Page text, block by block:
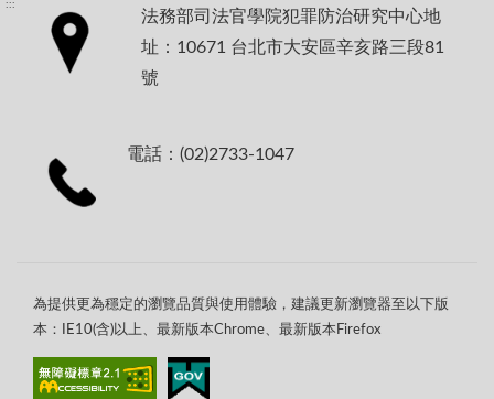
:::
法務部司法官學院犯罪防治研究中心地
址：10671 台北市大安區辛亥路三段81
號
電話：(02)2733-1047
為提供更為穩定的瀏覽品質與使用體驗，建議更新瀏覽器至以下版
本：IE10(含)以上、最新版本Chrome、最新版本Firefox